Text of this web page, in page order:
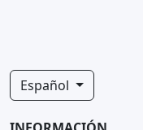
Español